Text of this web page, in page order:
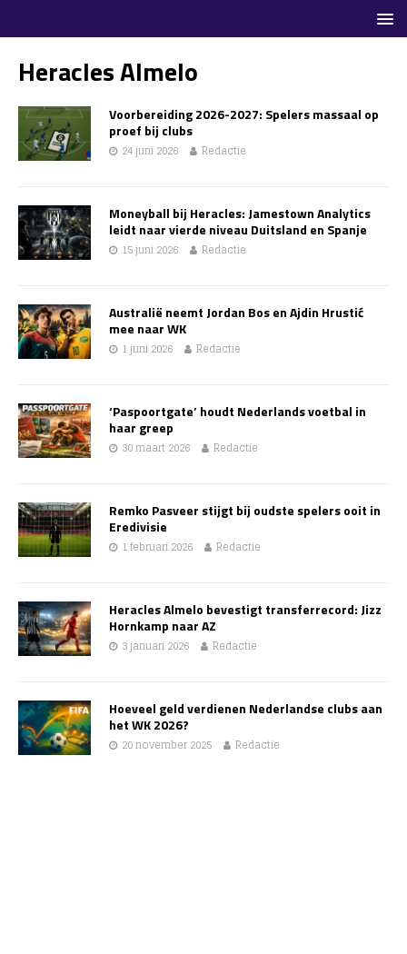
Heracles Almelo
Voorbereiding 2026-2027: Spelers massaal op
proef bij clubs
24 juni 2026 Redactie
Moneyball bij Heracles: Jamestown Analytics
leidt naar vierde niveau Duitsland en Spanje
15 juni 2026 Redactie
Australië neemt Jordan Bos en Ajdin Hrustić
mee naar WK
1 juni 2026 Redactie
‘Paspoortgate’ houdt Nederlands voetbal in
haar greep
30 maart 2026 Redactie
Remko Pasveer stijgt bij oudste spelers ooit in
Eredivisie
1 februari 2026 Redactie
Heracles Almelo bevestigt transferrecord: Jizz
Hornkamp naar AZ
3 januari 2026 Redactie
Hoeveel geld verdienen Nederlandse clubs aan
het WK 2026?
20 november 2025 Redactie